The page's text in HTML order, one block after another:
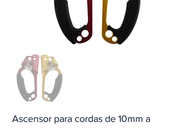
Ascensor para cordas de 10mm a